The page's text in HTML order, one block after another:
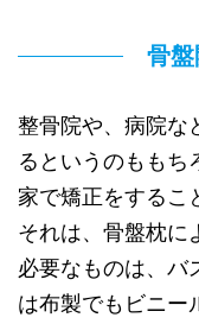
骨盤
整骨院や、病院な
るというのももち
家で矯正をするこ
それは、骨盤枕に
必要なものは、バ
は布製でもビニー